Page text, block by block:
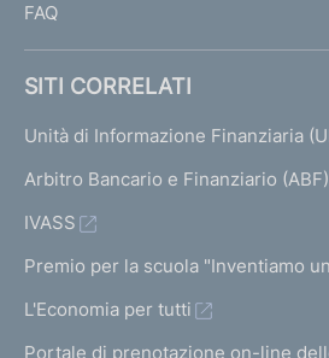
FAQ
SITI CORRELATI
Unità di Informazione Finanziaria
Arbitro Bancario e Finanziario (ABF)
IVASS
Premio per la scuola "Inventiamo
L'Economia per tutti
Portale di prenotazione on-line